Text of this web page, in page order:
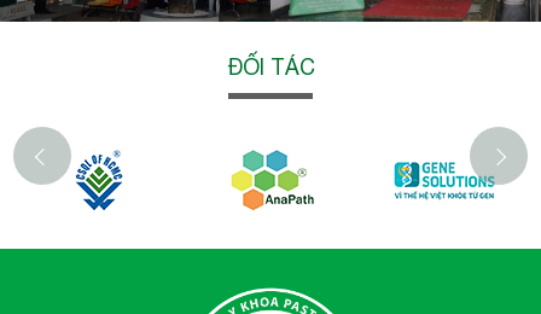
ĐỐI TÁC
‹